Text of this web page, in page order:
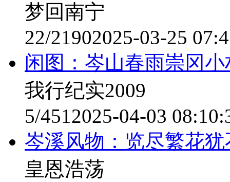
梦回南宁
22/21902025-03-25
闲图：岑山春雨崇冈
我行纪实2009
5/4512025-04-03
岑溪风物：览尽繁花
皇恩浩荡